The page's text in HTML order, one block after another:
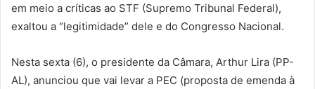
em meio a críticas ao STF (Supremo Tribunal Federal),
exaltou a “legitimidade” dele e do Congresso Nacional.
Nesta sexta (6), o presidente da Câmara, Arthur Lira (PP-
AL), anunciou que vai levar a PEC (proposta de emenda à